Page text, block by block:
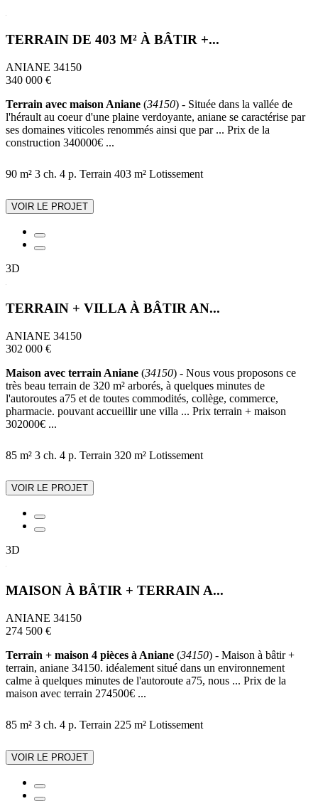
TERRAIN DE 403 M² À BÂTIR +...
ANIANE 34150
340 000 €
Terrain avec maison Aniane (34150) - Située dans la vallée de
l'hérault au coeur d'une plaine verdoyante, aniane se caractérise par
ses domaines viticoles renommés ainsi que par ... Prix de la
construction 340000€ ...
90 m² 3 ch. 4 p. Terrain 403 m² Lotissement
VOIR LE PROJET
3D
TERRAIN + VILLA À BÂTIR AN...
ANIANE 34150
302 000 €
Maison avec terrain Aniane (34150) - Nous vous proposons ce
très beau terrain de 320 m² arborés, à quelques minutes de
l'autoroutes a75 et de toutes commodités, collège, commerce,
pharmacie. pouvant accueillir une villa ... Prix terrain + maison
302000€ ...
85 m² 3 ch. 4 p. Terrain 320 m² Lotissement
VOIR LE PROJET
3D
MAISON À BÂTIR + TERRAIN A...
ANIANE 34150
274 500 €
Terrain + maison 4 pièces à Aniane (34150) - Maison à bâtir +
terrain, aniane 34150. idéalement situé dans un environnement
calme à quelques minutes de l'autoroute a75, nous ... Prix de la
maison avec terrain 274500€ ...
85 m² 3 ch. 4 p. Terrain 225 m² Lotissement
VOIR LE PROJET